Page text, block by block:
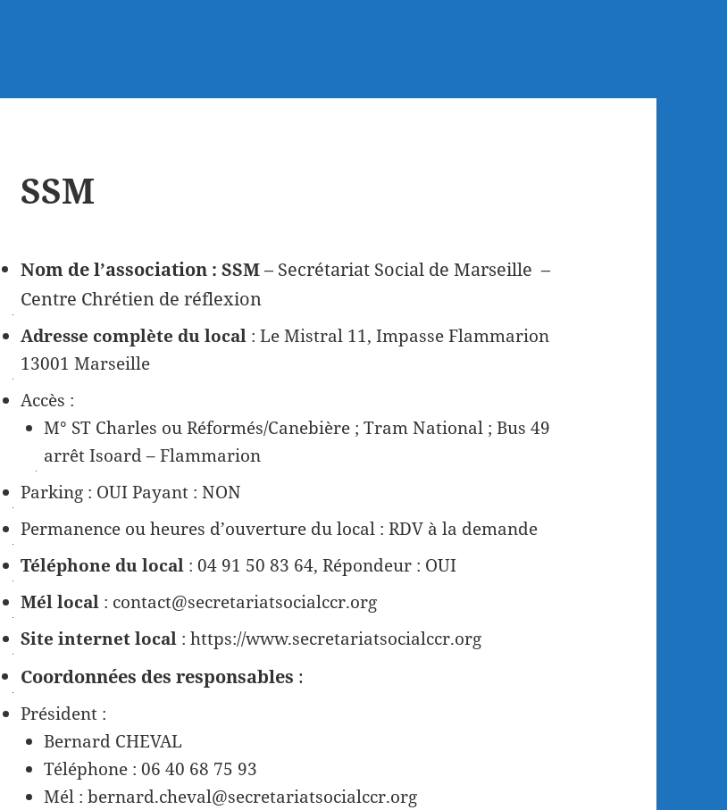
SSM
Nom de l’association : SSM– Secrétariat Social de Marseille –
Centre Chrétien de réflexion
Adresse complète du local : Le Mistral 11, Impasse Flammarion
13001 Marseille
Accès :
M° ST Charles ou Réformés/Canebière ; Tram National ; Bus 49
arrêt Isoard – Flammarion
Parking : OUI Payant : NON
Permanence ou heures d’ouverture du local : RDV à la demande
Téléphone du local : 04 91 50 83 64, Répondeur : OUI
Mél local : contact@secretariatsocialccr.org
Site internet local : https://www.secretariatsocialccr.org
Coordonnées des responsables :
Président :
Bernard CHEVAL
Téléphone : 06 40 68 75 93
Mél : bernard.cheval@secretariatsocialccr.org